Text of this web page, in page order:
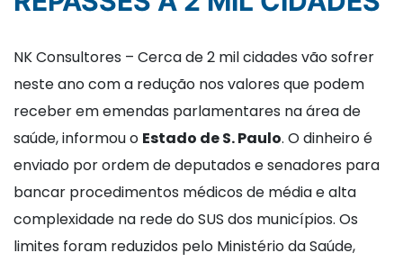
NK Consultores – Cerca de 2 mil cidades vão sofrer
neste ano com a redução nos valores que podem
receber em emendas parlamentares na área de
saúde, informou o Estado de S. Paulo. O dinheiro é
enviado por ordem de deputados e senadores para
bancar procedimentos médicos de média e alta
complexidade na rede do SUS dos municípios. Os
limites foram reduzidos pelo Ministério da Saúde,